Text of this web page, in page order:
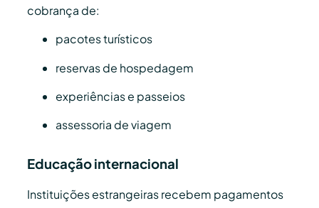
cobrança de:
pacotes turísticos
reservas de hospedagem
experiências e passeios
assessoria de viagem
Educação internacional
Instituições estrangeiras recebem pagamentos